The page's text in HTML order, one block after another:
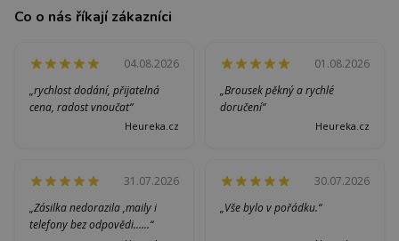
Co o nás říkají zákazníci
04.08.2026
„rychlost dodání, přijatelná
cena, radost vnoučat“
Heureka.cz
01.08.2026
„Brousek pěkný a rychlé
doručení“
Heureka.cz
31.07.2026
„Zásilka nedorazila ,maily i
telefony bez odpovědi......“
30.07.2026
„Vše bylo v pořádku.“